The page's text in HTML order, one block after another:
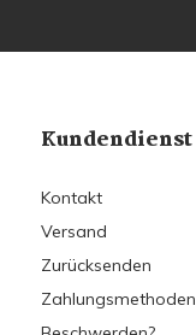
Kundendienst
Kontakt
Versand
Zurücksenden
Zahlungsmethoden